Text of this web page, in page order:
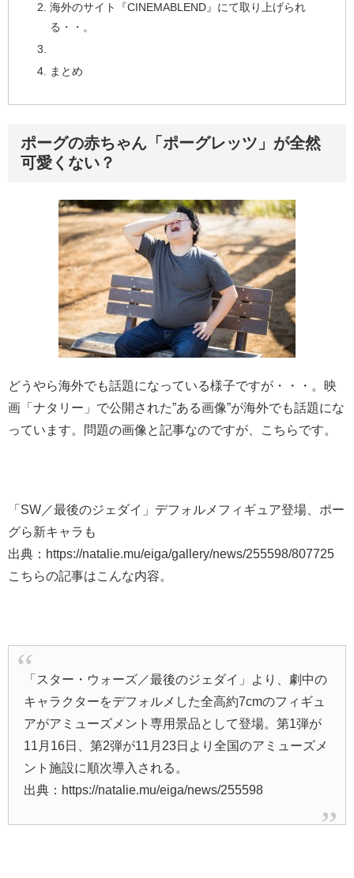
海外のサイト『CINEMABLEND』にて取り上げられ
る・・。
まとめ
ポーグの赤ちゃん「ポーグレッツ」が全然
可愛くない？
どうやら海外でも話題になっている様子ですが・・・。映
画「ナタリー」で公開された”ある画像”が海外でも話題にな
っています。問題の画像と記事なのですが、こちらです。
「SW／最後のジェダイ」デフォルメフィギュア登場、ポー
グら新キャラも
出典：https://natalie.mu/eiga/gallery/news/255598/807725
こちらの記事はこんな内容。
「スター・ウォーズ／最後のジェダイ」より、劇中の
キャラクターをデフォルメした全高約7cmのフィギュ
アがアミューズメント専用景品として登場。第1弾が
11月16日、第2弾が11月23日より全国のアミューズメ
ント施設に順次導入される。
出典：https://natalie.mu/eiga/news/255598